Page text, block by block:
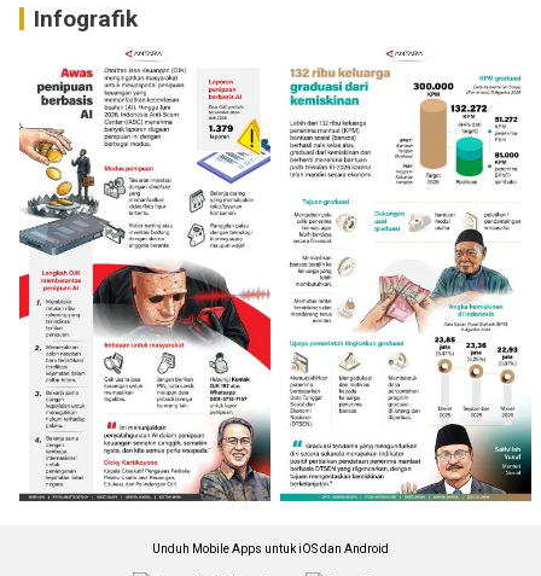
Infografik
Unduh Mobile Apps untuk iOS dan Android